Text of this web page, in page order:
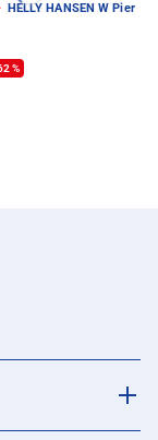
HELLY HANSEN W Pier
%